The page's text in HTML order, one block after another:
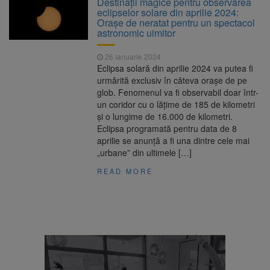
Nivelul Dunării a început să crească
8 august 2026
Asociația Română pentru
Iluminat cere reducerea luminii pe timpul
nopții, nu oprirea iluminatului public
Trafic blocat pe DN1E Brașov
– Poiana Brașov după un accident. Două
persoane primesc îngrijiri medicale
Se schimbă examenul de
medic specialist. Subiecte unice în toată țara,
aceeași oră și același barem
eclipselor solare din aprilie 2024:
Orașe de neratat pentru un spectacol
astronomic uimitor
26 ianuarie 2024
Eclipsa solară din aprilie 2024 va putea fi
urmărită exclusiv în câteva orașe de pe
glob. Fenomenul va fi observabil doar într-
un coridor cu o lățime de 185 de kilometri
și o lungime de 16.000 de kilometri.
Eclipsa programată pentru data de 8
aprilie se anunță a fi una dintre cele mai
„urbane” din ultimele […]
READ MORE